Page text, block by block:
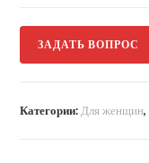
ЗАДАТЬ ВОПРОС
Категории: Для женщин,